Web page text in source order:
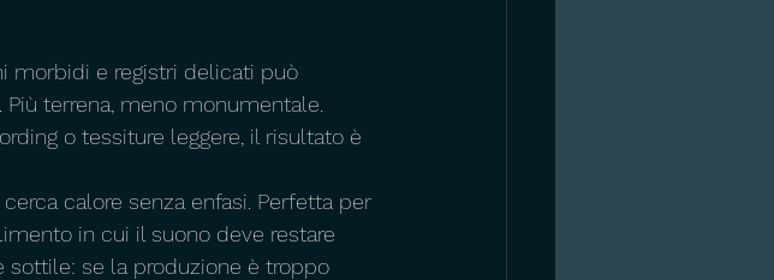
morbidi e registri delicati può
terrena, meno monumentale.
o tessiture leggere, il risultato è
calore senza enfasi. Perfetta per
in cui il suono deve restare
sottile: se la produzione è troppo